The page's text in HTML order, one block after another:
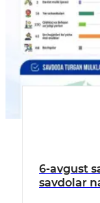
6-avgust
savdolar